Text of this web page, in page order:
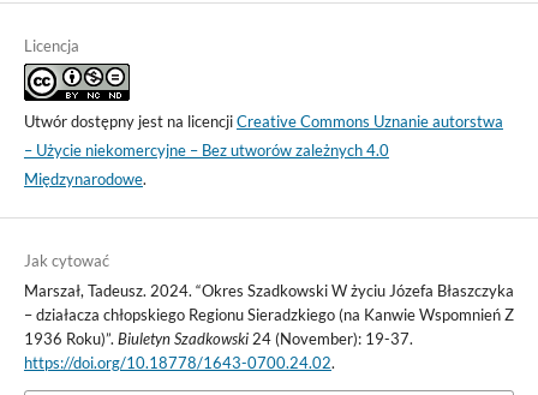
Licencja
Utwór dostępny jest na licencjiCreative Commons Uznanie autorstwa
– Użycie niekomercyjne – Bez utworów zależnych 4.0
Międzynarodowe.
Jak cytować
Marszał, Tadeusz. 2024. “Okres Szadkowski W życiu Józefa Błaszczyka
– działacza chłopskiego Regionu Sieradzkiego (na Kanwie Wspomnień Z
1936 Roku)”. Biuletyn Szadkowski24 (November): 19-37.
https://doi.org/10.18778/1643-0700.24.02.